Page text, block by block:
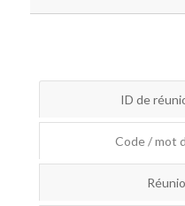
ID de
Code / mot